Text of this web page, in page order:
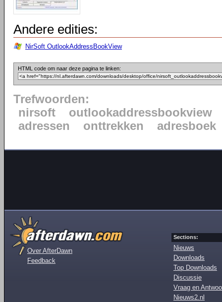
Andere edities:
NirSoft OutlookAddressBookView
HTML code om naar deze pagina te linken:
Trefwoorden:
nirsoft
outlookaddressbookview
adressen
onttrekken adresboek
Over AfterDawn
Feedback
Sections:
Nieuws
Downloads
Top Downloads
Discussie
Vraag en
Nieuws2.nl